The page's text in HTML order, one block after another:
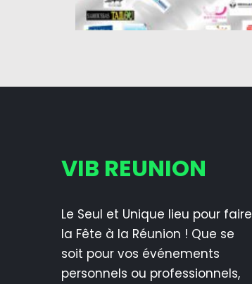
VIB REUNION
Le Seul et Unique lieu pour faire
la Fête à la Réunion ! Que se
soit pour vos événements
personnels ou professionnels,